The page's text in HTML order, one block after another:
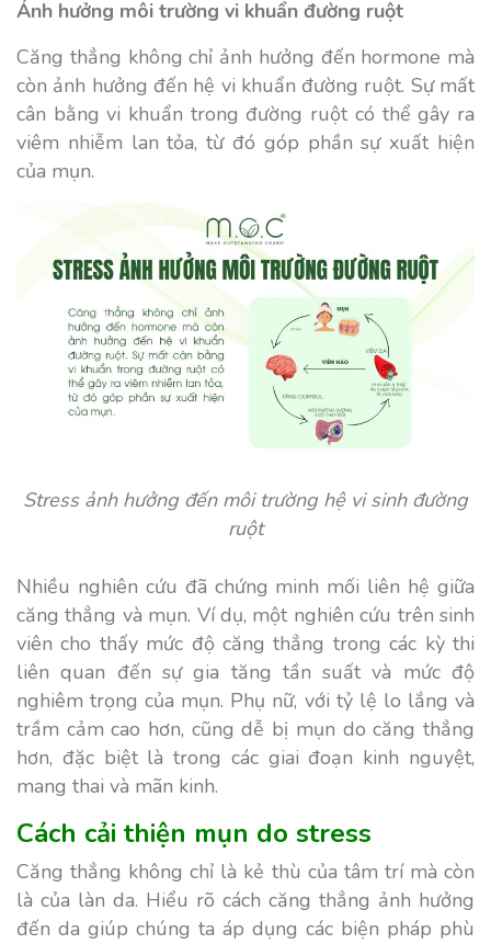
Ảnh hưởng môi trường vi khuẩn đường ruột
Căng thẳng không chỉ ảnh hưởng đến hormone mà
còn ảnh hưởng đến hệ vi khuẩn đường ruột. Sự mất
cân bằng vi khuẩn trong đường ruột có thể gây ra
viêm nhiễm lan tỏa, từ đó góp phần sự xuất hiện
của mụn.
Stress ảnh hưởng đến môi trường hệ vi sinh đường
ruột
Nhiều nghiên cứu đã chứng minh mối liên hệ giữa
căng thẳng và mụn. Ví dụ, một nghiên cứu trên sinh
viên cho thấy mức độ căng thẳng trong các kỳ thi
liên quan đến sự gia tăng tần suất và mức độ
nghiêm trọng của mụn. Phụ nữ, với tỷ lệ lo lắng và
trầm cảm cao hơn, cũng dễ bị mụn do căng thẳng
hơn, đặc biệt là trong các giai đoạn kinh nguyệt,
mang thai và mãn kinh.
Cách cải thiện mụn do stress
Căng thẳng không chỉ là kẻ thù của tâm trí mà còn
là của làn da. Hiểu rõ cách căng thẳng ảnh hưởng
đến da giúp chúng ta áp dụng các biện pháp phù